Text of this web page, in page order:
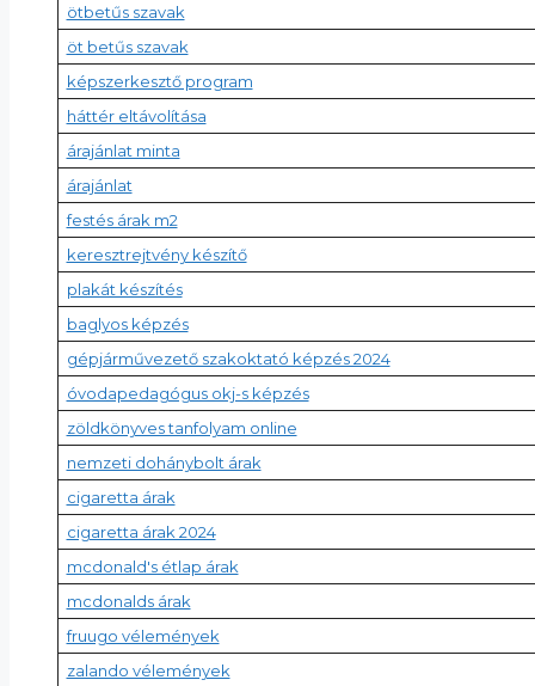
ötbetűs szavak
öt betűs szavak
képszerkesztő program
háttér eltávolítása
árajánlat minta
árajánlat
festés árak m2
keresztrejtvény készítő
plakát készítés
baglyos képzés
gépjárművezető szakoktató képzés 2024
óvodapedagógus okj-s képzés
zöldkönyves tanfolyam online
nemzeti dohánybolt árak
cigaretta árak
cigaretta árak 2024
mcdonald's étlap árak
mcdonalds árak
fruugo vélemények
zalando vélemények